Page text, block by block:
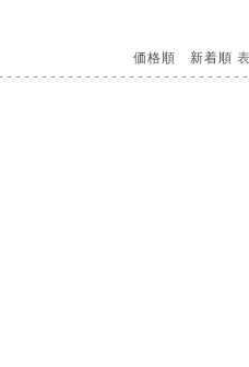
価格順 新着順